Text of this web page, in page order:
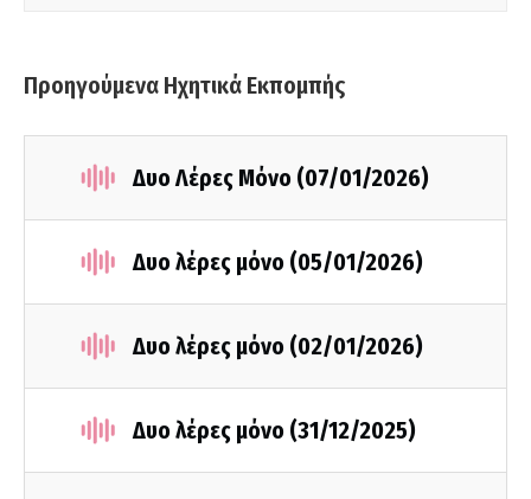
Προηγούμενα Ηχητικά Εκπομπής
Δυο Λέρες Μόνο (07/01/2026)
Δυο λέρες μόνο (05/01/2026)
Δυο λέρες μόνο (02/01/2026)
Δυο λέρες μόνο (31/12/2025)